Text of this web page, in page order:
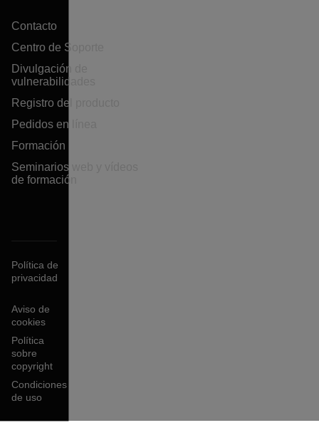
Contacto
Centro de Soporte
Divulgación de
vulnerabilidades
Registro del producto
Pedidos en línea
Formación
Seminarios web y vídeos
de formación
Política de
privacidad
Aviso de
cookies
Política
sobre
copyright
Condiciones
de uso